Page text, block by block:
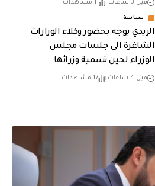
قبل 3 ساعات 11 مشاهدات
سياسة
الزيدي يوجه بحضور وكلاء الوزارات
الشاغرة الى جلسات مجلس
الوزراء لحين تسمية وزرائها
قبل 4 ساعات 17 مشاهدات